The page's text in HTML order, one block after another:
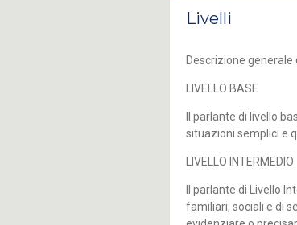
Livelli
Descrizione generale
LIVELLO BASE
Il parlante di livello
situazioni semplici e
LIVELLO INTERMEDIO
Il parlante di Livello
familiari, sociali e di